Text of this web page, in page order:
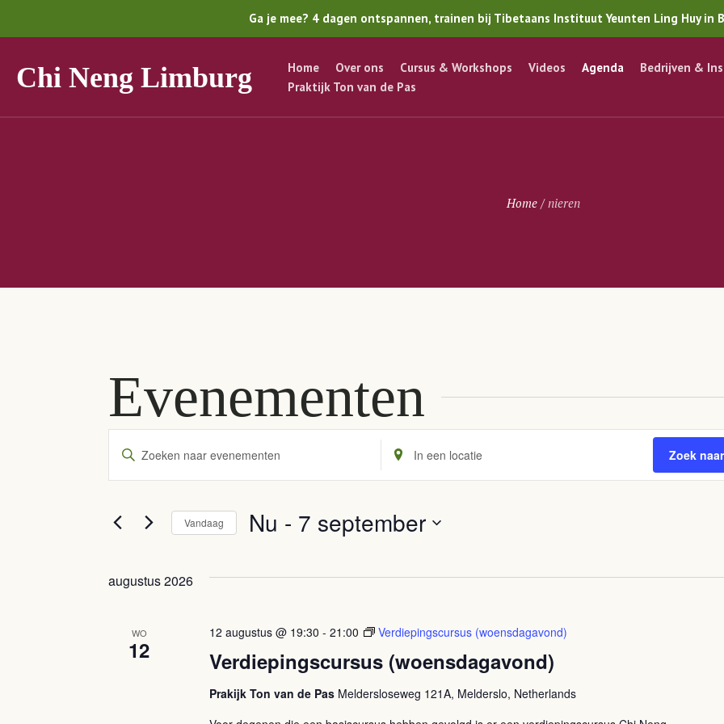
Ga je mee? 4 dagen ontspannen, trainen bij Tibetaans Instituut Yeunten Ling Huy in
Chi Neng Limburg Home Over ons Cursus & Workshops Videos Agenda Bedrijven &
Praktijk Ton van de Pas
Home/nieren
Evenementen
Evenementen
Zoeken
en
navigatie
Vul
Zoek
met
Voer
locatie
naar
Zoek
Vandaag Nu - 7 september
augustus 2026
WO
12 Verdiepingscursus (woensdagavond)
12 augustus @ 19:30 - 21:00 Verdiepingscursus (woensdagavond)
Prakijk Ton van de Pas Meldersloseweg 121A, Melderslo, Netherlands